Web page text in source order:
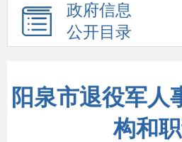
政府信息
公开目录
阳泉市退役军人
构和